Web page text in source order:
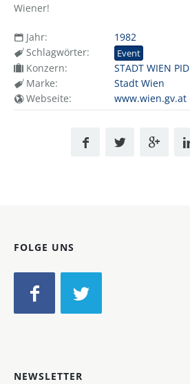
Wiener!
Jahr:
1982
Schlagwörter:
Event
Konzern:
STADT WIEN PID
Marke:
Stadt Wien
Webseite:
www.wien.gv.at
FOLGE UNS
NEWSLETTER